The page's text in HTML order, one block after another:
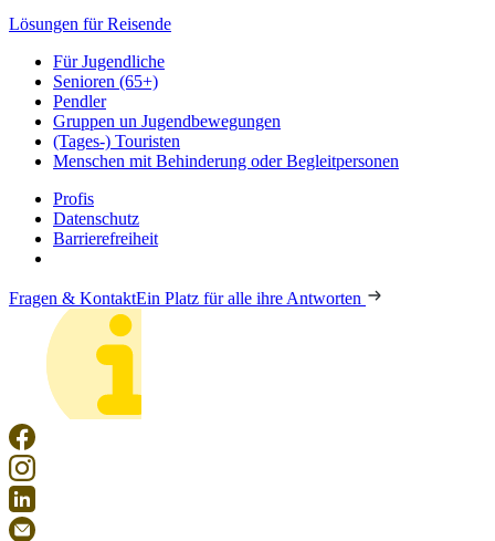
Lösungen für Reisende
Für Jugendliche
Senioren (65+)
Pendler
Gruppen un Jugendbewegungen
(Tages-) Touristen
Menschen mit Behinderung oder Begleitpersonen
Profis
Datenschutz
Barrierefreiheit
Fragen & KontaktEin Platz für alle ihre Antworten